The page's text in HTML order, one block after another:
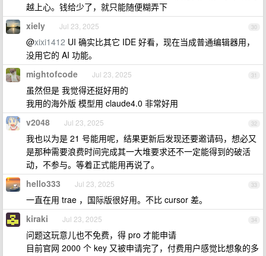
越上心。钱给少了，就只能随便糊弄下
30
xiely Jul 23, 2025
@xixi1412 UI 确实比其它 IDE 好看，现在当成普通编辑器用，
没用它的 AI 功能。
31
mightofcode Jul 23, 2025
虽然但是 我觉得还挺好用的
我用的海外版 模型用 claude4.0 非常好用
32
v2048 Jul 23, 2025
我也以为是 21 号能用呢，结果更新后发现还要邀请码，想必又
是那种需要浪费时间完成其一大堆要求还不一定能得到的破活
动，不参与。等着正式能用再说了。
33
hello333 Jul 23, 2025
一直在用 trae ，国际版很好用。不比 cursor 差。
34
kiraki Jul 23, 2025
问题这玩意儿也不免费，得 pro 才能申请
目前官网 2000 个 key 又被申请完了，付费用户感觉比想象的多